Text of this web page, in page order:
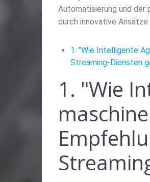
Automatisierung und der
durch innovative
1. "Wie Intelligente
Streaming-Diensten
1. "Wie